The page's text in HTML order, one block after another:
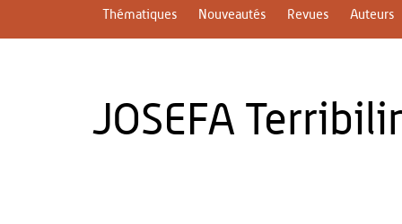
Thématiques Nouveautés Revues Auteurs
JOSEFA